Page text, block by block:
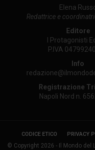
Elena
Redattrice e
Editore
I Protagonisti
P.IVA
Info
Registrazione
Napoli Nord n.
CODICE ETICO PRIVACY
© Copyright 2026 - Il Mondo del